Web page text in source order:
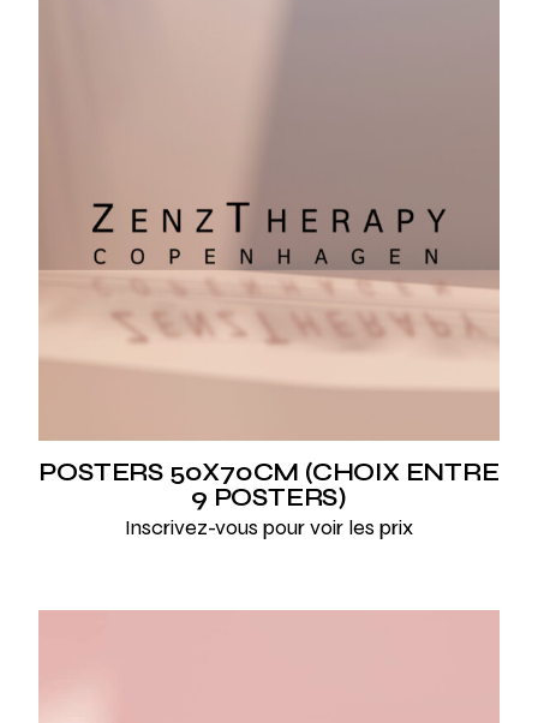
POSTERS 50X70CM (CHOIX ENTRE
9 POSTERS)
Inscrivez-vous pour voir les prix